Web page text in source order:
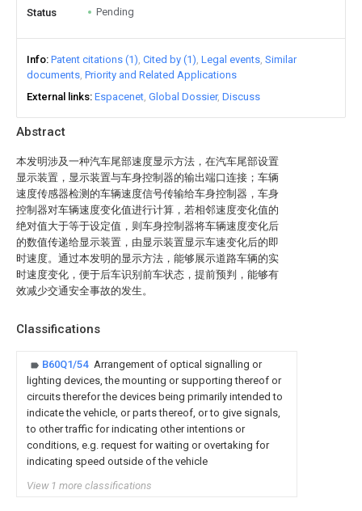
Abstract
本发明涉及一种汽车尾部速度显示方法，在汽车尾部设置
显示装置，显示装置与车身控制器的输出端口连接；车辆
速度传感器检测的车辆速度信号传输给车身控制器，车身
控制器对车辆速度变化值进行计算，若相邻速度变化值的
绝对值大于等于设定值，则车身控制器将车辆速度变化后
的数值传递给显示装置，由显示装置显示车速变化后的即
时速度。通过本发明的显示方法，能够展示道路车辆的实
时速度变化，便于后车识别前车状态，提前预判，能够有
效减少交通安全事故的发生。
Classifications
B60Q1/54 Arrangement of optical signalling or
lighting devices, the mounting or supporting thereof or
circuits therefor the devices being primarily intended to
indicate the vehicle, or parts thereof, or to give signals,
to other traffic for indicating other intentions or
conditions, e.g. request for waiting or overtaking for
indicating speed outside of the vehicle
View 1 more classifications
Status Pending
Info Patent citations (1) Cited by (1) Legal events Similar
documents Priority and Related Applications
External links Espacenet Global Dossier Discuss